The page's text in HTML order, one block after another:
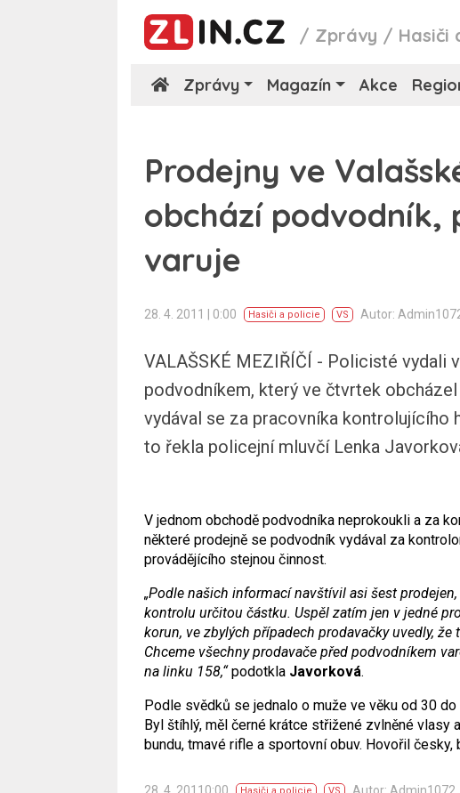
/ Zprávy / Hasiči
Zprávy Magazín Akce
Prodejny ve
obchází podvodník,
varuje
28. 4. 2011 | 0:00 Hasiči a policie VS Autor:
VALAŠSKÉ MEZIŘÍČÍ - Policisté vydali
podvodníkem, který ve čtvrtek
vydával se za pracovníka
to řekla policejní mluvčí Lenka
V jednom obchodě podvodníka neprokoukli a za
některé prodejně se podvodník vydával za
provádějícího stejnou činnost.
„Podle našich informací navštívil asi šest
kontrolu určitou částku. Uspěl zatím jen v jedné
korun, ve zbylých případech prodavačky uvedly,
Chceme všechny prodavače před podvodníkem
na linku 158,“podotkla Javorková.
Podle svědků se jednalo o muže ve věku od 30
Byl štíhlý, měl černé krátce střižené zvlněné vlasy
bundu, tmavé rifle a sportovní obuv. Hovořil česky,